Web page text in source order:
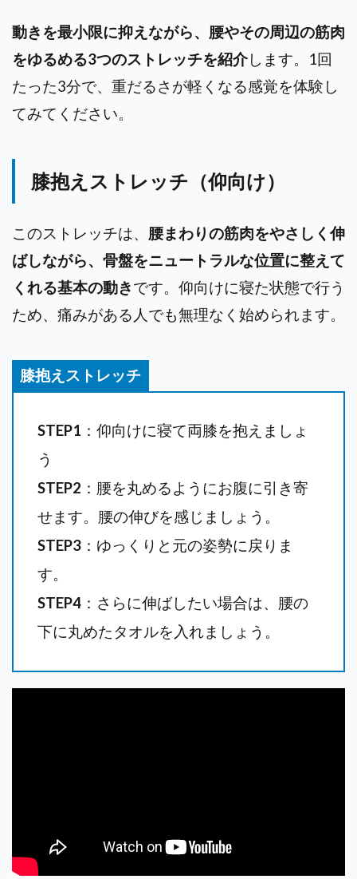
動きを最小限に抑えながら、腰やその周辺の筋肉
をゆるめる3つのストレッチを紹介します。1回
たった3分で、重だるさが軽くなる感覚を体験し
てみてください。
膝抱えストレッチ（仰向け）
このストレッチは、 腰まわりの筋肉をやさしく伸
ばしながら、骨盤をニュートラルな位置に整えて
くれる基本の動きです。仰向けに寝た状態で行う
ため、痛みがある人でも無理なく始められます。
膝抱えストレッチ
STEP1 ：仰向けに寝て両膝を抱えましょ
う
STEP2 ：腰を丸めるようにお腹に引き寄
せます。腰の伸びを感じましょう。
STEP3 ：ゆっくりと元の姿勢に戻りま
す。
STEP4 ：さらに伸ばしたい場合は、腰の
下に丸めたタオルを入れましょう。